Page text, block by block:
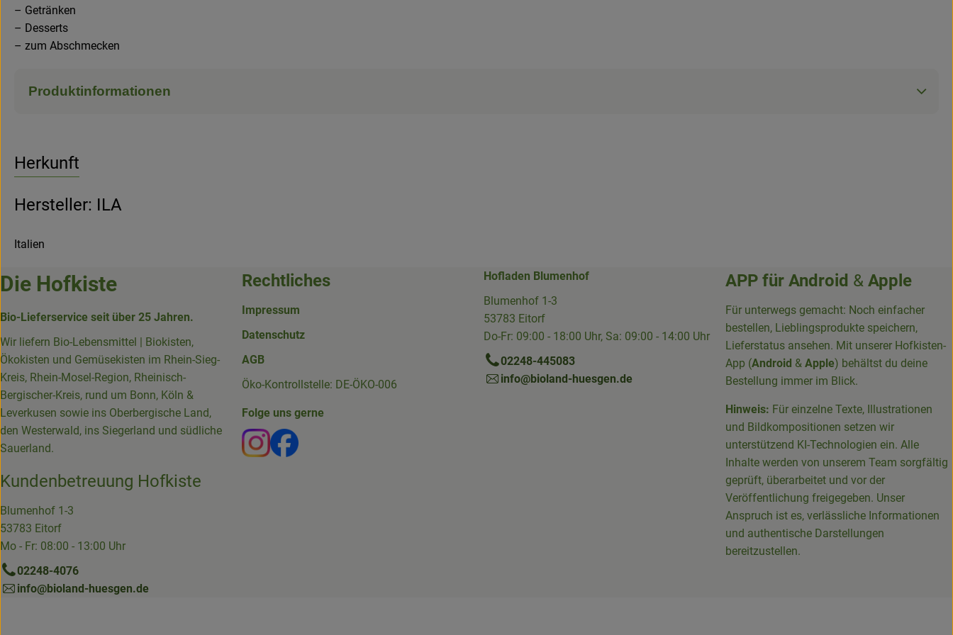
– Getränken
– Desserts
– zum Abschmecken
Produktinformationen
Herkunft
Hersteller: ILA
Italien
Die Hofkiste
Bio-Lieferservice seit über 25 Jahren.
Wir liefern Bio-Lebensmittel | Biokisten,
Ökokisten und Gemüsekisten im Rhein-Sieg-
Kreis, Rhein-Mosel-Region, Rheinisch-
Bergischer-Kreis, rund um Bonn, Köln &
Leverkusen sowie ins Oberbergische Land,
den Westerwald, ins Siegerland und südliche
Sauerland.
Kundenbetreuung Hofkiste
Blumenhof 1-3
53783 Eitorf
Mo - Fr: 08:00 - 13:00 Uhr
02248-4076
info@bioland-huesgen.de
Rechtliches
Impressum
Datenschutz
AGB
Öko-Kontrollstelle: DE-ÖKO-006
Folge uns gerne
Externer Link zu https://www.instagram.com/die.hofkiste/
Externer Link zu https://www.facebook.com/p/Die-Hofkiste-Rhein-Sieg-Kreis-100094715007395/
Hofladen Blumenhof
Blumenhof 1-3
53783 Eitorf
Do-Fr: 09:00 - 18:00 Uhr, Sa: 09:00 - 14:00 Uhr
02248-445083
info@bioland-huesgen.de
APP für Android & Apple
Für unterwegs gemacht: Noch einfacher
bestellen, Lieblingsprodukte speichern,
Lieferstatus ansehen. Mit unserer Hofkisten-
App (Android & Apple) behältst du deine
Bestellung immer im Blick.
Hinweis: Für einzelne Texte, Illustrationen
und Bildkompositionen setzen wir
unterstützend KI-Technologien ein. Alle
Inhalte werden von unserem Team sorgfältig
geprüft, überarbeitet und vor der
Veröffentlichung freigegeben. Unser
Anspruch ist es, verlässliche Informationen
und authentische Darstellungen
bereitzustellen.